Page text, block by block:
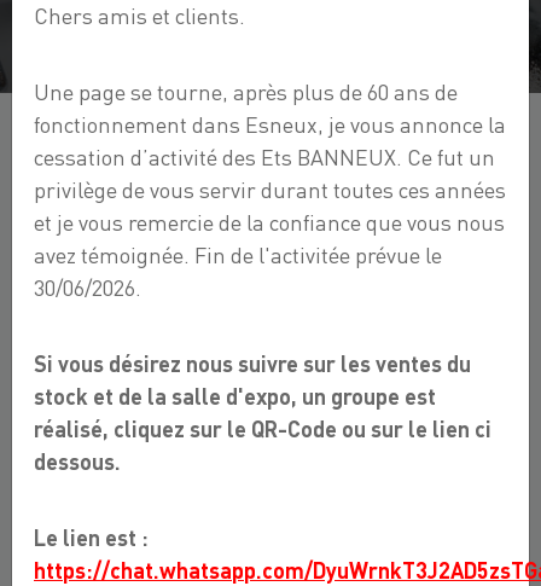
À SERTIR
Boutique en ligne
Comptoir Plomberie
Chers amis et clients.
Une page se tourne, après plus de 60 ans de
fonctionnement dans Esneux, je vous annonce la
cessation d’activité des Ets BANNEUX. Ce fut un
privilège de vous servir durant toutes ces années
et je vous remercie de la confiance que vous nous
avez témoignée. Fin de l'activitée prévue le
30/06/2026.
Si vous désirez nous suivre sur les ventes du
stock et de la salle d'expo, un groupe est
réalisé, cliquez sur le QR-Code ou sur le lien ci
dessous.
Le lien est :
https://chat.whatsapp.com/